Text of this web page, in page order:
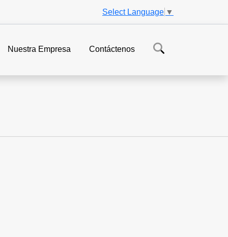
Select Language ▼
Nuestra Empresa Contáctenos